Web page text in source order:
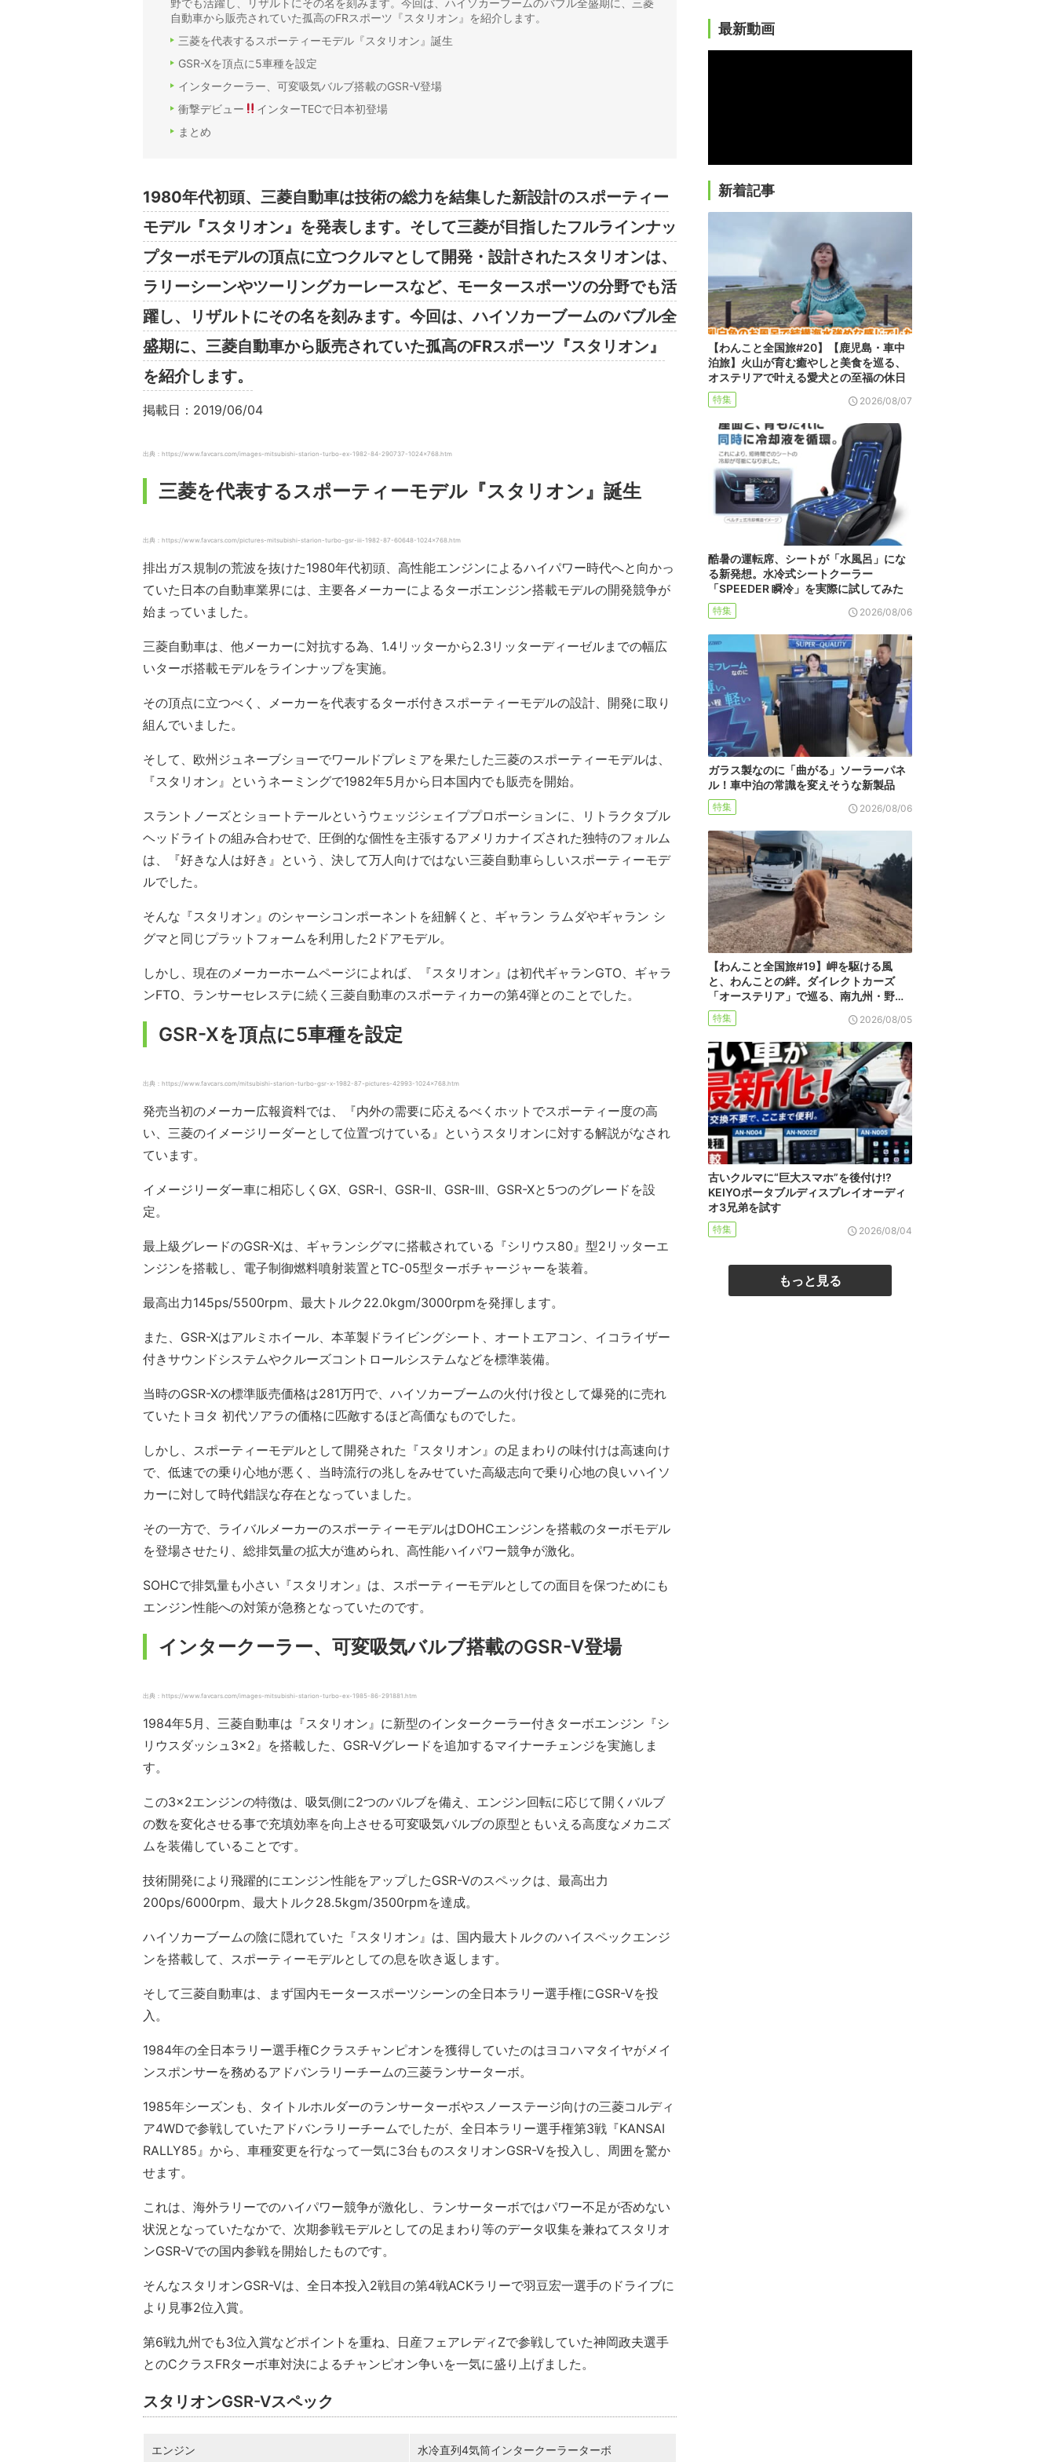
野でも活躍し、リザルトにその名を刻みます。今回は、ハイソカーブームのバブル全盛期に、三菱
自動車から販売されていた孤高のFRスポーツ『スタリオン』を紹介します。
三菱を代表するスポーティーモデル『スタリオン』誕生
GSR-Xを頂点に5車種を設定
インタークーラー、可変吸気バルブ搭載のGSR-V登場
衝撃デビュー
インターTECで日本初登場
まとめ
1980年代初頭、三菱自動車は技術の総力を結集した新設計のスポーティー
モデル『スタリオン』を発表します。そして三菱が目指したフルラインナッ
プターボモデルの頂点に立つクルマとして開発・設計されたスタリオンは、
ラリーシーンやツーリングカーレースなど、モータースポーツの分野でも活
躍し、リザルトにその名を刻みます。今回は、ハイソカーブームのバブル全
盛期に、三菱自動車から販売されていた孤高のFRスポーツ『スタリオン』
を紹介します。
掲載日：2019/06/04
出典：https://www.favcars.com/images-mitsubishi-starion-turbo-ex-1982-84-290737-1024×768.htm
三菱を代表するスポーティーモデル『スタリオン』誕生
出典：https://www.favcars.com/pictures-mitsubishi-starion-turbo-gsr-iii-1982-87-60648-1024×768.htm
排出ガス規制の荒波を抜けた1980年代初頭、高性能エンジンによるハイパワー時代へと向かっ
ていた日本の自動車業界には、主要各メーカーによるターボエンジン搭載モデルの開発競争が
始まっていました。
三菱自動車は、他メーカーに対抗する為、1.4リッターから2.3リッターディーゼルまでの幅広
いターボ搭載モデルをラインナップを実施。
その頂点に立つべく、メーカーを代表するターボ付きスポーティーモデルの設計、開発に取り
組んでいました。
そして、欧州ジュネーブショーでワールドプレミアを果たした三菱のスポーティーモデルは、
『スタリオン』というネーミングで1982年5月から日本国内でも販売を開始。
スラントノーズとショートテールというウェッジシェイププロポーションに、リトラクタブル
ヘッドライトの組み合わせで、圧倒的な個性を主張するアメリカナイズされた独特のフォルム
は、『好きな人は好き』という、決して万人向けではない三菱自動車らしいスポーティーモデ
ルでした。
そんな『スタリオン』のシャーシコンポーネントを紐解くと、ギャラン ラムダやギャラン シ
グマと同じプラットフォームを利用した2ドアモデル。
しかし、現在のメーカーホームページによれば、『スタリオン』は初代ギャランGTO、ギャラ
ンFTO、ランサーセレステに続く三菱自動車のスポーティカーの第4弾とのことでした。
GSR-Xを頂点に5車種を設定
出典：https://www.favcars.com/mitsubishi-starion-turbo-gsr-x-1982-87-pictures-42993-1024×768.htm
発売当初のメーカー広報資料では、『内外の需要に応えるべくホットでスポーティー度の高
い、三菱のイメージリーダーとして位置づけている』というスタリオンに対する解説がなされ
ています。
イメージリーダー車に相応しくGX、GSR-I、GSR-II、GSR-III、GSR-Xと5つのグレードを設
定。
最上級グレードのGSR-Xは、ギャランシグマに搭載されている『シリウス80』型2リッターエ
ンジンを搭載し、電子制御燃料噴射装置とTC-05型ターボチャージャーを装着。
最高出力145ps/5500rpm、最大トルク22.0kgm/3000rpmを発揮します。
また、GSR-Xはアルミホイール、本革製ドライビングシート、オートエアコン、イコライザー
付きサウンドシステムやクルーズコントロールシステムなどを標準装備。
当時のGSR-Xの標準販売価格は281万円で、ハイソカーブームの火付け役として爆発的に売れ
ていたトヨタ 初代ソアラの価格に匹敵するほど高価なものでした。
しかし、スポーティーモデルとして開発された『スタリオン』の足まわりの味付けは高速向け
で、低速での乗り心地が悪く、当時流行の兆しをみせていた高級志向で乗り心地の良いハイソ
カーに対して時代錯誤な存在となっていました。
その一方で、ライバルメーカーのスポーティーモデルはDOHCエンジンを搭載のターボモデル
を登場させたり、総排気量の拡大が進められ、高性能ハイパワー競争が激化。
SOHCで排気量も小さい『スタリオン』は、スポーティーモデルとしての面目を保つためにも
エンジン性能への対策が急務となっていたのです。
インタークーラー、可変吸気バルブ搭載のGSR-V登場
出典：https://www.favcars.com/images-mitsubishi-starion-turbo-ex-1985-86-291881.htm
1984年5月、三菱自動車は『スタリオン』に新型のインタークーラー付きターボエンジン『シ
リウスダッシュ3×2』を搭載した、GSR-Vグレードを追加するマイナーチェンジを実施しま
す。
この3×2エンジンの特徴は、吸気側に2つのバルブを備え、エンジン回転に応じて開くバルブ
の数を変化させる事で充填効率を向上させる可変吸気バルブの原型ともいえる高度なメカニズ
ムを装備していることです。
技術開発により飛躍的にエンジン性能をアップしたGSR-Vのスペックは、最高出力
200ps/6000rpm、最大トルク28.5kgm/3500rpmを達成。
ハイソカーブームの陰に隠れていた『スタリオン』は、国内最大トルクのハイスペックエンジ
ンを搭載して、スポーティーモデルとしての息を吹き返します。
そして三菱自動車は、まず国内モータースポーツシーンの全日本ラリー選手権にGSR-Vを投
入。
1984年の全日本ラリー選手権Cクラスチャンピオンを獲得していたのはヨコハマタイヤがメイ
ンスポンサーを務めるアドバンラリーチームの三菱ランサーターボ。
1985年シーズンも、タイトルホルダーのランサーターボやスノーステージ向けの三菱コルディ
ア4WDで参戦していたアドバンラリーチームでしたが、全日本ラリー選手権第3戦『KANSAI
RALLY85』から、車種変更を行なって一気に3台ものスタリオンGSR-Vを投入し、周囲を驚か
せます。
これは、海外ラリーでのハイパワー競争が激化し、ランサーターボではパワー不足が否めない
状況となっていたなかで、次期参戦モデルとしての足まわり等のデータ収集を兼ねてスタリオ
ンGSR-Vでの国内参戦を開始したものです。
そんなスタリオンGSR-Vは、全日本投入2戦目の第4戦ACKラリーで羽豆宏一選手のドライブに
より見事2位入賞。
第6戦九州でも3位入賞などポイントを重ね、日産フェアレディZで参戦していた神岡政夫選手
とのCクラスFRターボ車対決によるチャンピオン争いを一気に盛り上げました。
スタリオンGSR-Vスペック
エンジン 水冷直列4気筒インタークーラーターボ
最新動画
新着記事
【わんこと全国旅#20】【鹿児島・車中
泊旅】火山が育む癒やしと美食を巡る、
オステリアで叶える愛犬との至福の休日
特集 2026/08/07
酷暑の運転席、シートが「水風呂」にな
る新発想。水冷式シートクーラー
「SPEEDER 瞬冷」を実際に試してみた
特集 2026/08/06
ガラス製なのに「曲がる」ソーラーパネ
ル！車中泊の常識を変えそうな新製品
特集 2026/08/06
【わんこと全国旅#19】岬を駆ける風
と、わんことの絆。ダイレクトカーズ
「オーステリア」で巡る、南九州・野…
特集 2026/08/05
古いクルマに“巨大スマホ”を後付け!?
KEIYOポータブルディスプレイオーディ
オ3兄弟を試す
特集 2026/08/04
もっと見る